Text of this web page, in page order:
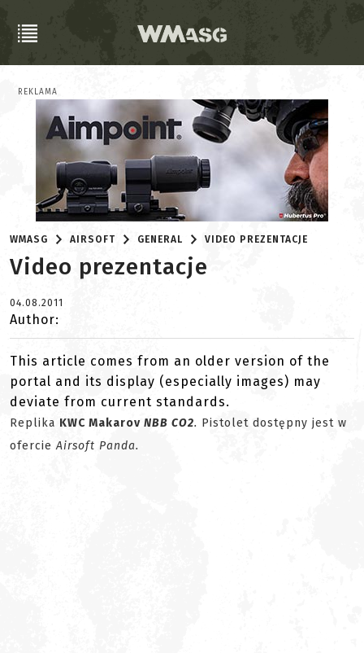
REKLAMA
WMASG AIRSOFT GENERAL VIDEO PREZENTACJE
Video prezentacje
04.08.2011
Author:
This article comes from an older version of the
portal and its display (especially images) may
deviate from current standards.
Replika KWC Makarov NBB CO2. Pistolet dostępny jest w
ofercie Airsoft Panda.